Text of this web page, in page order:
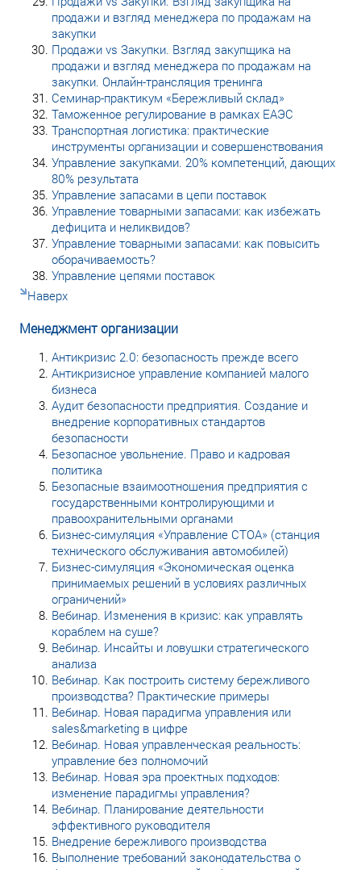
продажи и взгляд менеджера по продажам на
закупки
Продажи vs Закупки. Взгляд закупщика на
продажи и взгляд менеджера по продажам на
закупки. Онлайн-трансляция тренинга
Семинар-практикум «Бережливый склад»
Таможенное регулирование в рамках ЕАЭС
Транспортная логистика: практические
инструменты организации и совершенствования
Управление закупками. 20% компетенций, дающих
80% результата
Управление запасами в цепи поставок
Управление товарными запасами: как избежать
дефицита и неликвидов?
Управление товарными запасами: как повысить
оборачиваемость?
Управление цепями поставок
Наверх
Менеджмент организации
Антикризис 2.0: безопасность прежде всего
Антикризисное управление компанией малого
бизнеса
Аудит безопасности предприятия. Создание и
внедрение корпоративных стандартов
безопасности
Безопасное увольнение. Право и кадровая
политика
Безопасные взаимоотношения предприятия с
государственными контролирующими и
правоохранительными органами
Бизнес-симуляция «Управление СТОА» (станция
технического обслуживания автомобилей)
Бизнес-симуляция «Экономическая оценка
принимаемых решений в условиях различных
ограничений»
Вебинар. Изменения в кризис: как управлять
кораблем на суше?
Вебинар. Инсайты и ловушки стратегического
анализа
Вебинар. Как построить систему бережливого
производства? Практические примеры
Вебинар. Новая парадигма управления или
sales&marketing в цифре
Вебинар. Новая управленческая реальность:
управление без полномочий
Вебинар. Новая эра проектных подходов:
изменение парадигмы управления?
Вебинар. Планирование деятельности
эффективного руководителя
Внедрение бережливого производства
Выполнение требований законодательства о